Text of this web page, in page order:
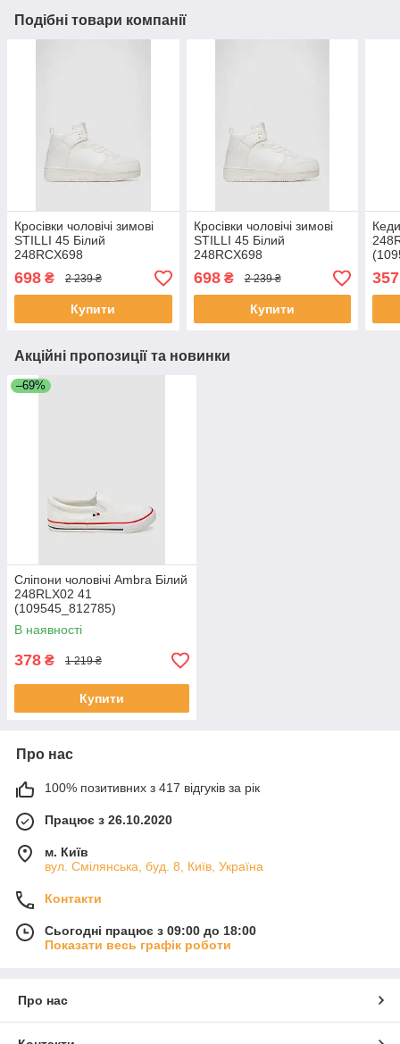
Подібні товари компанії
Кросівки чоловічі зимові
STILLI 45 Білий
248RCX698
(115623_831678)
698 ₴ 2 239 ₴
Купити
Кросівки чоловічі зимові
STILLI 45 Білий
248RCX698
(115623_831678)
698₴ 2 239 ₴
Купити
357
Акційні пропозиції та новинки
–69%
Сліпони чоловічі Ambra Білий
248RLX02 41
(109545_812785)
В наявності
378 ₴ 1 219 ₴
Купити
Про нас
100% позитивних з 417 відгуків за рік
Працює з 26.10.2020
м. Київ
вул. Смілянська, буд. 8, Київ, Україна
Контакти
Сьогодні працює з 09:00 до 18:00
Показати весь графік роботи
Про нас